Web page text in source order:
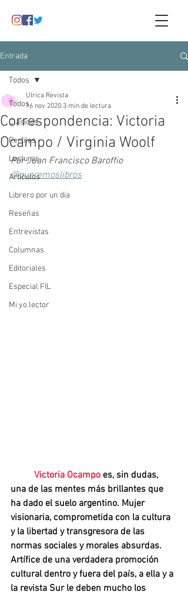
Entrada
Todos
Clásicos
Perfiles
Lecturas
Artículos
Librero por un día
Reseñas
Entrevistas
Columnas
Editoriales
Especial FIL
Mi yo lector
Todos
Correspondencia: Victoria
Ocampo / Virginia Woolf
Ulrica Revista
16 nov 2020 3 min de lectura
Por Juan Francisco Baroffio
@queremoslibros
Victoria Ocampo es, sin dudas,
una de las mentes más brillantes que
ha dado el suelo argentino. Mujer
visionaria, comprometida con la cultura
y la libertad y transgresora de las
normas sociales y morales absurdas.
Artífice de una verdadera promoción
cultural dentro y fuera del país, a ella y a
la revista Sur le deben mucho los